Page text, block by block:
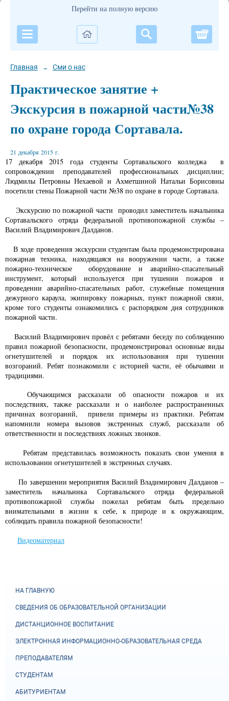
Перейти на полную версию
Главная → Сми о нас
Практическое занятие +
Экскурсия в пожарной части№38
по охране города Сортавала.
21 декабря 2015 г.
17 декабря 2015 года студенты Сортавальского колледжа в
сопровождении преподавателей профессиональных дисциплин;
Людмилы Петровны Нехаевой и Ахметшиной Натальи Борисовны
посетили стены Пожарной части №38 по охране в городе Сортавала.
Экскурсию по пожарной части проводил заместитель начальника
Сортавальского отряда федеральной противопожарной службы –
Василий Владимирович Далданов.
В ходе проведения экскурсии студентам была продемонстрирована
пожарная техника, находящаяся на вооружении части, а также
пожарно-техническое оборудование и аварийно-спасательный
инструмент, который используется при тушении пожаров и
проведении аварийно-спасательных работ, служебные помещения
дежурного караула, экипировку пожарных, пункт пожарной связи,
кроме того студенты ознакомились с распорядком дня сотрудников
пожарной части.
Василий Владимирович провёл с ребятами беседу по соблюдению
правил пожарной безопасности, продемонстрировал основные виды
огнетушителей и порядок их использования при тушении
возгораний. Ребят познакомили с историей части, её обычаями и
традициями.
Обучающимся рассказали об опасности пожаров и их
последствиях, также рассказали и о наиболее распространенных
причинах возгораний, привели примеры из практики. Ребятам
напомнили номера вызовов экстренных служб, рассказали об
ответственности и последствиях ложных звонков.
Ребятам представилась возможность показать свои умения в
использовании огнетушителей в экстренных случаях.
По завершении мероприятия Василий Владимирович Далданов –
заместитель начальника Сортавальского отряда федеральной
противопожарной службы пожелал ребятам быть предельно
внимательными в жизни к себе, к природе и к окружающим,
соблюдать правила пожарной безопасности!
Видеоматериал
НА ГЛАВНУЮ
СВЕДЕНИЯ ОБ ОБРАЗОВАТЕЛЬНОЙ ОРГАНИЗАЦИИ
ДИСТАНЦИОННОЕ ВОСПИТАНИЕ
ЭЛЕКТРОННАЯ ИНФОРМАЦИОННО-ОБРАЗОВАТЕЛЬНАЯ СРЕДА
ПРЕПОДАВАТЕЛЯМ
СТУДЕНТАМ
АБИТУРИЕНТАМ